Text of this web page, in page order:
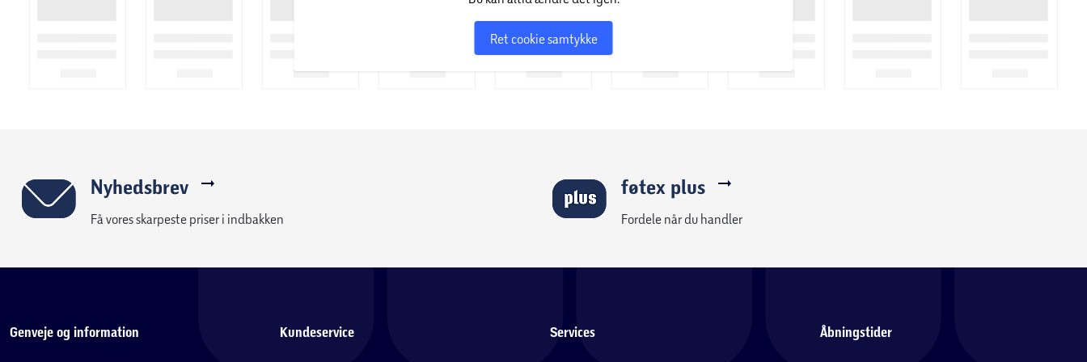
Ret cookie samtykke
Nyhedsbrev
Få vores skarpeste priser i indbakken
føtex plus
Fordele når du handler
Genveje og information Kundeservice Services Åbningstider